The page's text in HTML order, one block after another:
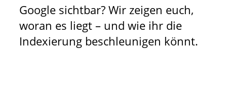
Google sichtbar? Wir zeigen euch,
woran es liegt – und wie ihr die
Indexierung beschleunigen könnt.